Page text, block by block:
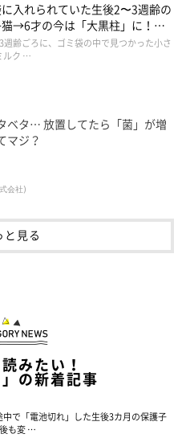
入れられていた生後2〜3週齢の
猫→6才の今は「大黒柱」に！
猫に成長した姿にグッとくる
週齢ごろに、ゴミ袋の中で見つかった小さ
ルク …
ベタ… 放置してたら「菌」が増
マジ？
会社)
と見る
みたい！
」の新着記事
中で「電池切れ」した生後3カ月の保護子
も変 …